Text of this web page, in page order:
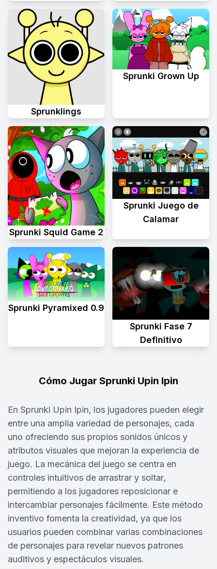
Sprunklings
Sprunki Grown Up
Sprunki Squid Game 2
Sprunki Juego de
Calamar
Sprunki Pyramixed 0.9
Sprunki Fase 7
Definitivo
Cómo Jugar Sprunki Upin Ipin
En Sprunki Upin Ipin, los jugadores pueden elegir
entre una amplia variedad de personajes, cada
uno ofreciendo sus propios sonidos únicos y
atributos visuales que mejoran la experiencia de
juego. La mecánica del juego se centra en
controles intuitivos de arrastrar y soltar,
permitiendo a los jugadores reposicionar e
intercambiar personajes fácilmente. Este método
inventivo fomenta la creatividad, ya que los
usuarios pueden combinar varias combinaciones
de personajes para revelar nuevos patrones
auditivos y espectáculos visuales.